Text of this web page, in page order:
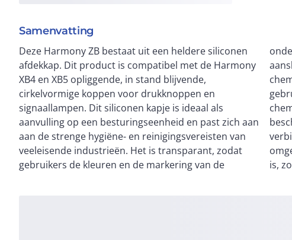
Samenvatting
Deze Harmony ZB bestaat uit een heldere siliconen
afdekkap. Dit product is compatibel met de Harmony
XB4 en XB5 opliggende, in stand blijvende,
cirkelvormige koppen voor drukknoppen en
signaallampen. Dit siliconen kapje is ideaal als
aanvulling op een besturingseenheid en past zich aan
aan de strenge hygiëne- en reinigingsvereisten van
veeleisende industrieën. Het is transparant, zodat
gebruikers de kleuren en de markering van de
onderliggende knop kunnen zien. Perfect voor
aansluiting op de Harmony drukknoppen. Het is
chemisch resistent, waardoor het ideaal is voor
gebruik in ruwe omgevingen waar frequente
chemische reiniging nodig is. De siliconen
beschermkap voorkomt de groei van bacteriën in
verbindingen en tussenruimtes: ideaal voor
omgevingen waar een hoge mate van hygiëne vereist
is,